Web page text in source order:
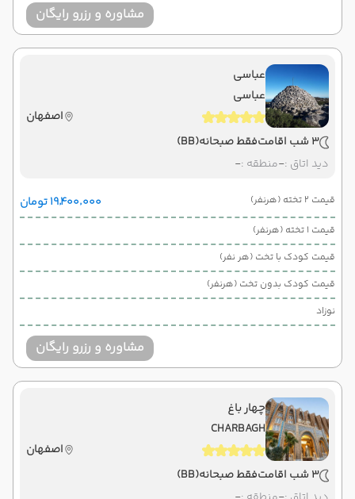
مشاوره و رزرو رایگان
عباسی
عباسی
اصفهان
3 شب اقامت
فقط صبحانه(BB)
دید اتاق :-منطقه :-
قیمت 2 تخته (هرنفر) ۱۹٬۴۰۰٬۰۰۰ تومان
قیمت 1 تخته (هرنفر)
قیمت کودک با تخت (هر نفر)
قیمت کودک بدون تخت (هرنفر)
نوزاد
مشاوره و رزرو رایگان
چهار باغ
CHARBAGH
اصفهان
3 شب اقامت
فقط صبحانه(BB)